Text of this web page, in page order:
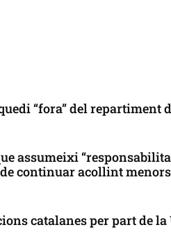
“fora” del repartiment
assumeixi
continuar acollint menors
catalanes per part de